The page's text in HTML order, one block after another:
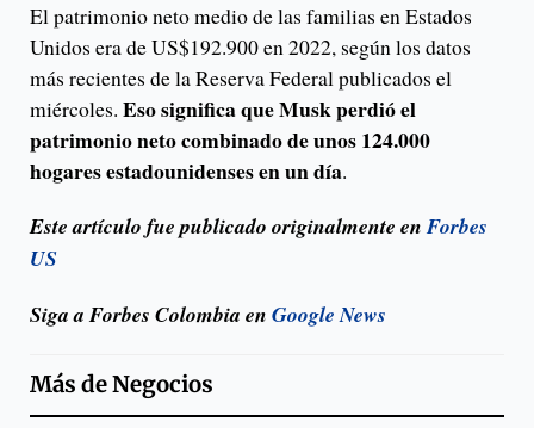
El patrimonio neto medio de las familias en Estados
Unidos era de US$192.900 en 2022, según los datos
más recientes de la Reserva Federal publicados el
miércoles. Eso significa que Musk perdió el
patrimonio neto combinado de unos 124.000
hogares estadounidenses en un día.
Este artículo fue publicado originalmente enForbes
US
Siga a Forbes Colombia en Google News
Más deNegocios